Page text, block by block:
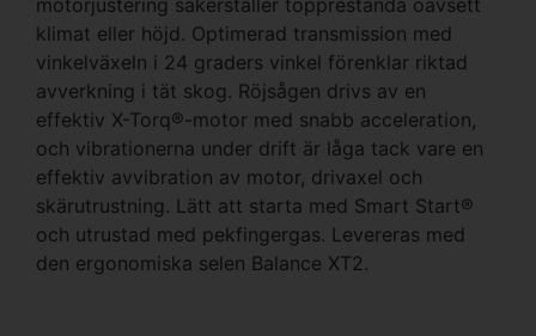
klimat eller höjd. Optimerad transmission med
vinkelväxeln i 24 graders vinkel förenklar riktad
avverkning i tät skog. Röjsågen drivs av en
effektiv X-Torq®-motor med snabb acceleration,
och vibrationerna under drift är låga tack vare en
effektiv avvibration av motor, drivaxel och
skärutrustning. Lätt att starta med Smart Start®
och utrustad med pekfingergas. Levereras med
den ergonomiska selen Balance XT2.